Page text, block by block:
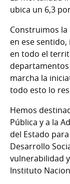
ubica un 6,3
Construimos la
en ese
en todo el
marcha la
todo esto lo
Hemos
Pública y a la
del Estado
Desarrollo
vulnerabilidad
Instituto